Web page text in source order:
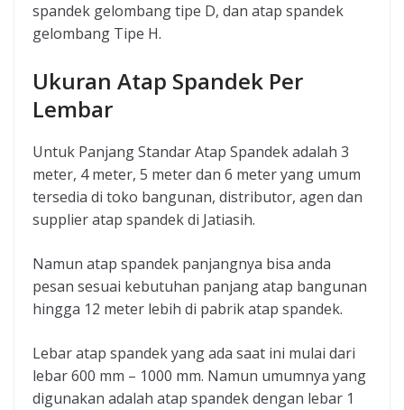
spandek gelombang tipe D, dan atap spandek
gelombang Tipe H.
Ukuran Atap Spandek Per
Lembar
Untuk Panjang Standar Atap Spandek adalah 3
meter, 4 meter, 5 meter dan 6 meter yang umum
tersedia di toko bangunan, distributor, agen dan
supplier atap spandek di Jatiasih.
Namun atap spandek panjangnya bisa anda
pesan sesuai kebutuhan panjang atap bangunan
hingga 12 meter lebih di pabrik atap spandek.
Lebar atap spandek yang ada saat ini mulai dari
lebar 600 mm – 1000 mm. Namun umumnya yang
digunakan adalah atap spandek dengan lebar 1